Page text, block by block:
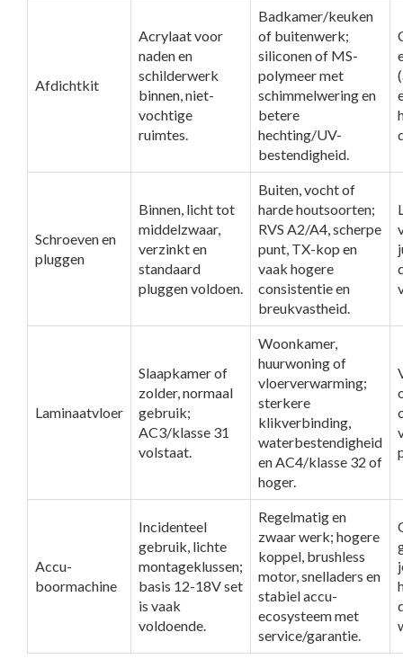
Afdichtkit
Acrylaat voor
naden en
schilderwerk
binnen, niet-
vochtige
ruimtes.
Badkamer/keuken
of buitenwerk;
siliconen of MS-
polymeer met
schimmelwering en
betere
hechting/UV-
bestendigheid.
Schroeven en
pluggen
Binnen, licht tot
middelzwaar,
verzinkt en
standaard
pluggen voldoen.
Buiten, vocht of
harde houtsoorten;
RVS A2/A4, scherpe
punt, TX-kop en
vaak hogere
consistentie en
breukvastheid.
Laminaatvloer
Slaapkamer of
zolder, normaal
gebruik;
AC3/klasse 31
volstaat.
Woonkamer,
huurwoning of
vloerverwarming;
sterkere
klikverbinding,
waterbestendigheid
en AC4/klasse 32 of
hoger.
Accu-
boormachine
Incidenteel
gebruik, lichte
montageklussen;
basis 12-18V set
is vaak
voldoende.
Regelmatig en
zwaar werk; hogere
koppel, brushless
motor, snelladers en
stabiel accu-
ecosysteem met
service/garantie.